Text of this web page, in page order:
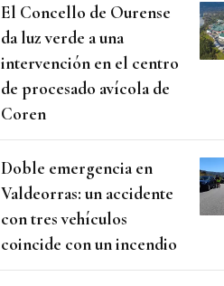
El Concello de Ourense
da luz verde a una
intervención en el centro
de procesado avícola de
Coren
Doble emergencia en
Valdeorras: un accidente
con tres vehículos
coincide con un incendio